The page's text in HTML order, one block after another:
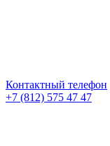
Контактный телефон
+7 (812) 575 47 47